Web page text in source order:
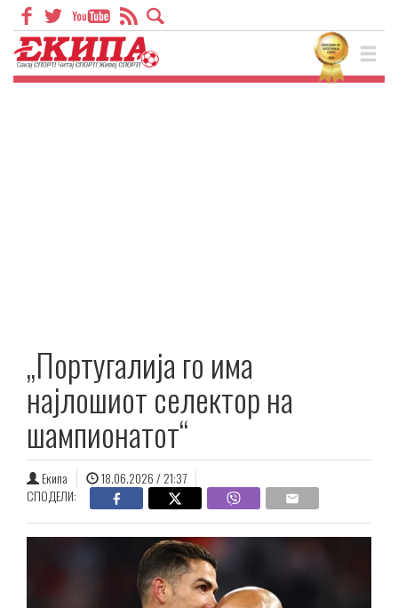
„Португалија го има
најлошиот селектор на
шампионатот“
Екипа
18.06.2026 / 21:37
СПОДЕЛИ: